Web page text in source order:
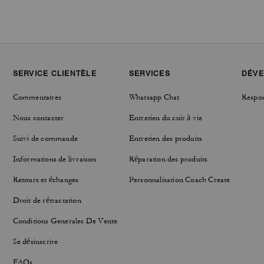
SERVICE CLIENTÈLE
Commentaires
Nous contacter
Suivi de commande
Informations de livraison
Retours et échanges
Droit de rétractation
Conditions Generales De Vente
Se désinscrire
SERVICES
Whatsapp Chat
Entretien du cuir à vie
Entretien des produits
Réparation des produits
Personnalisation Coach Create